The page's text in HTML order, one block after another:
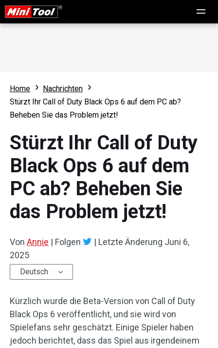
Home
Nachrichten
Stürzt Ihr Call of Duty Black Ops 6 auf dem PC ab?
Beheben Sie das Problem jetzt!
Stürzt Ihr Call of Duty
Black Ops 6 auf dem
PC ab? Beheben Sie
das Problem jetzt!
Von Annie | Folgen | Letzte Änderung Juni 6,
2025
Deutsch
Kürzlich wurde die Beta-Version von Call of Duty
Black Ops 6 veröffentlicht, und sie wird von
Spielefans sehr geschätzt. Einige Spieler haben
jedoch berichtet, dass das Spiel aus irgendeinem